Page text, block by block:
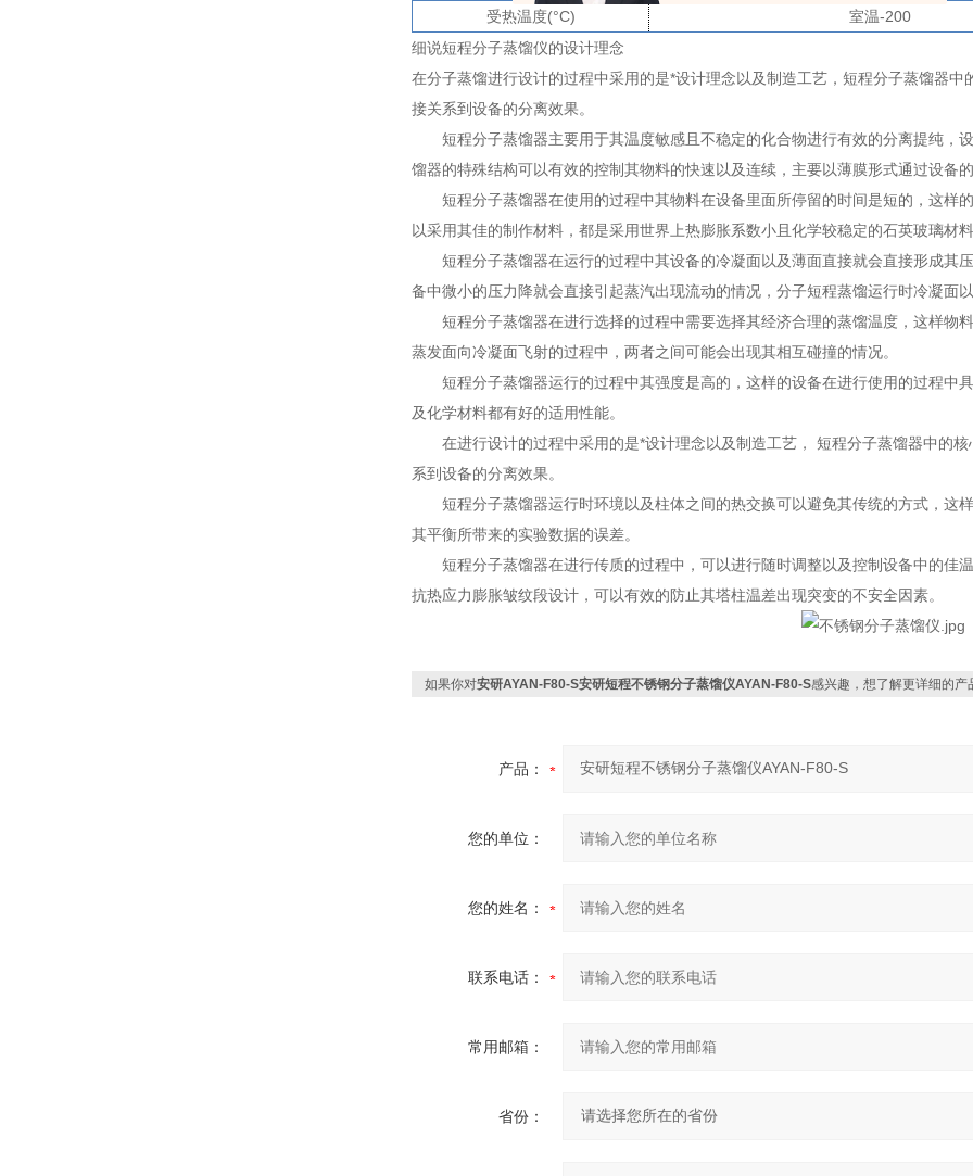
受热温度(°C) 室温-200
细说短程分子蒸馏仪的设计理念
在分子蒸馏进行设计的过程中采用的是*设计理念以及制造工艺，短程分子蒸馏器
接关系到设备的分离效果。
短程分子蒸馏器主要用于其温度敏感且不稳定的化合物进行有效的分离提纯，
馏器的特殊结构可以有效的控制其物料的快速以及连续，主要以薄膜形式通过设备
短程分子蒸馏器在使用的过程中其物料在设备里面所停留的时间是短的，这样
以采用其佳的制作材料，都是采用世界上热膨胀系数小且化学较稳定的石英玻璃材
短程分子蒸馏器在运行的过程中其设备的冷凝面以及薄面直接就会直接形成其
备中微小的压力降就会直接引起蒸汽出现流动的情况，分子短程蒸馏运行时冷凝面
短程分子蒸馏器在进行选择的过程中需要选择其经济合理的蒸馏温度，这样物
蒸发面向冷凝面飞射的过程中，两者之间可能会出现其相互碰撞的情况。
短程分子蒸馏器运行的过程中其强度是高的，这样的设备在进行使用的过程中
及化学材料都有好的适用性能。
在进行设计的过程中采用的是*设计理念以及制造工艺， 短程分子蒸馏器中的核
系到设备的分离效果。
短程分子蒸馏器运行时环境以及柱体之间的热交换可以避免其传统的方式，这
其平衡所带来的实验数据的误差。
短程分子蒸馏器在进行传质的过程中，可以进行随时调整以及控制设备中的佳
抗热应力膨胀皱纹段设计，可以有效的防止其塔柱温差出现突变的不安全因素。
如果你对安研AYAN-F80-S安研短程不锈钢分子蒸馏仪AYAN-F80-S感兴趣，想了解更详细的
产品：
您的单位：
您的姓名：
联系电话：
常用邮箱：
省份：